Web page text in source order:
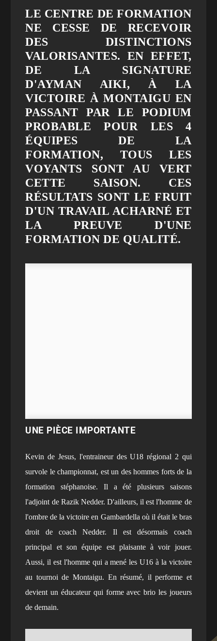
LE CENTRE DE FORMATION
NE CESSE DE RECEVOIR
DES DISTINCTIONS
VALORISANTES. EN EFFET,
DE LA SIGNATURE
D'AYMAN AIKI, À LA
VICTOIRE À MONTAIGU EN
PASSANT PAR LE PODIUM
PROBABLE POUR LES 4
ÉQUIPES DE LA
FORMATION, TOUS LES
VOYANTS SONT AU VERT
CETTE SAISON. CES
RÉSULTATS SONT LE FRUIT
D'UN TRAVAIL ACHARNÉ ET
LA PREUVE D'UNE
FORMATION DE QUALITÉ.
UNE PIÈCE IMPORTANTE
Kevin de Jesus, l'entraineur des U18 régional 2 qui
survole le championnat, est un des hommes forts de la
formation stéphanoise. Il a été plusieurs saisons
l'adjoint de Razik Nedder. D'ailleurs, il est l'homme de
l'ombre de la victoire en Gambardella où il était le bras
droit de coach Nedder. Il est désormais coach
principal et son équipe est plaisante à voir jouer.
Aussi, il est l'homme qui a mené les U16 à la victoire
au tournoi de Montaigu. En résumé, il performe et
devient un éducateur qui forme avec brio les joueurs
de demain.